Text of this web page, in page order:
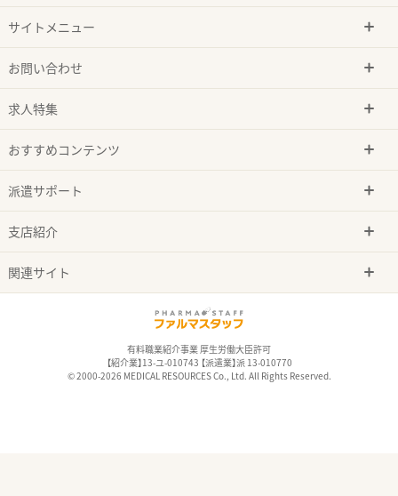
サイトメニュー
お問い合わせ
求人特集
おすすめコンテンツ
派遣サポート
支店紹介
関連サイト
有料職業紹介事業 厚生労働大臣許可
【紹介業】13-ユ-010743 【派遣業】派 13-010770
© 2000-2026 MEDICAL RESOURCES Co., Ltd. All Rights Reserved.